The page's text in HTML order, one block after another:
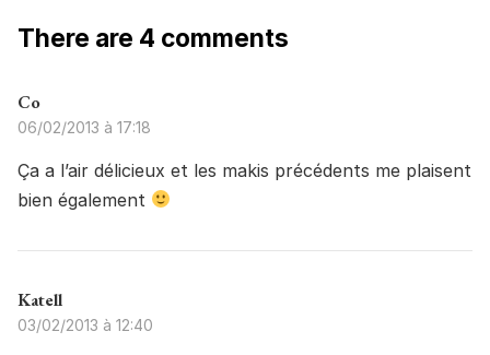
There are 4 comments
Co
06/02/2013 à 17:18
Ça a l’air délicieux et les makis précédents me plaisent
bien également
Katell
03/02/2013 à 12:40